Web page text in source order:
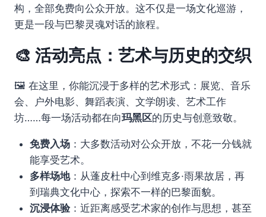
构，全部免费向公众开放。这不仅是一场文化巡游，
更是一段与巴黎灵魂对话的旅程。
🎨 活动亮点：艺术与历史的交织
🖼️ 在这里，你能沉浸于多样的艺术形式：展览、音乐
会、户外电影、舞蹈表演、文学朗读、艺术工作
坊……每一场活动都在向玛黑区的历史与创意致敬。
免费入场：大多数活动对公众开放，不花一分钱就
能享受艺术。
多样场地：从蓬皮杜中心到维克多·雨果故居，再
到瑞典文化中心，探索不一样的巴黎面貌。
沉浸体验：近距离感受艺术家的创作与思想，甚至